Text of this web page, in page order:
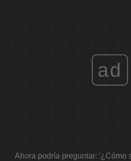
ad
Ahora podría preguntar: '¿Cómo